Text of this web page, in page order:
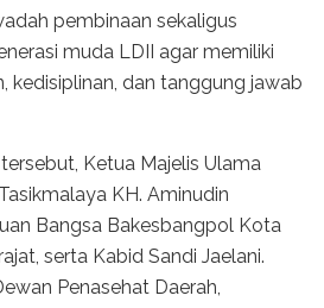
pembinaan sekaligus
muda LDII agar memiliki
kedisiplinan, dan tanggung jawab
Ketua Majelis Ulama
KH. Aminudin
Bangsa Bakesbangpol Kota
serta Kabid Sandi Jaelani.
Penasehat Daerah,